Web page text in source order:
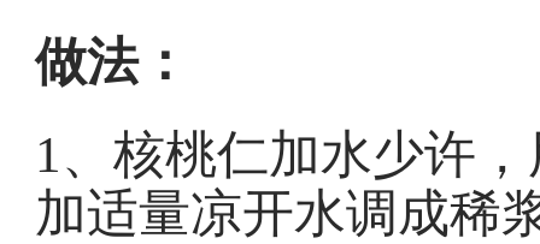
做法：
1、核桃仁加水少许
加适量凉开水调成稀